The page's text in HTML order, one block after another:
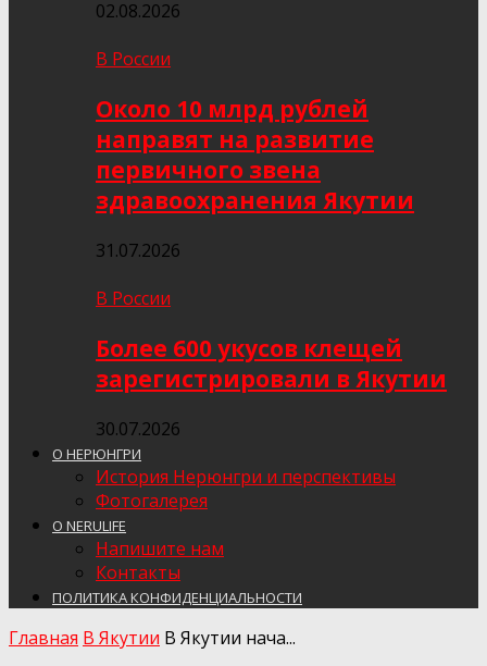
02.08.2026
В России
Около 10 млрд рублей
направят на развитие
первичного звена
здравоохранения Якутии
31.07.2026
В России
Более 600 укусов клещей
зарегистрировали в Якутии
30.07.2026
О НЕРЮНГРИ
История Нерюнгри и перспективы
Фотогалерея
О NERULIFE
Напишите нам
Контакты
ПОЛИТИКА КОНФИДЕНЦИАЛЬНОСТИ
Главная В Якутии В Якутии нача...